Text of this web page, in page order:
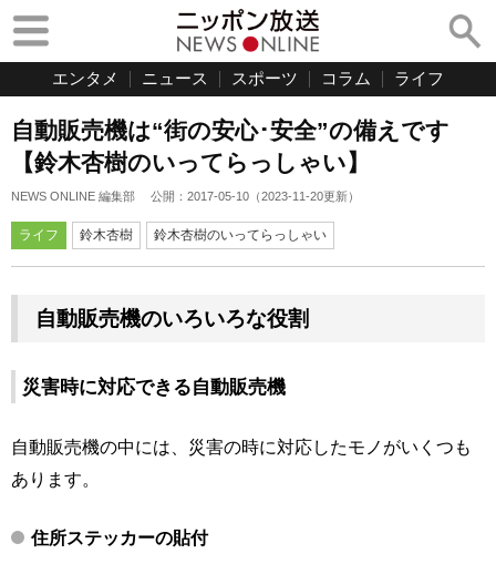
エンタメ ニュース スポーツ コラム ライフ
自動販売機は“街の安心･安全”の備えです
【鈴木杏樹のいってらっしゃい】
NEWS ONLINE 編集部 公開： 2017-05-10 （2023-11-20更新）
ライフ 鈴木杏樹 鈴木杏樹のいってらっしゃい
自動販売機のいろいろな役割
災害時に対応できる自動販売機
自動販売機の中には、災害の時に対応したモノがいくつも
あります。
住所ステッカーの貼付